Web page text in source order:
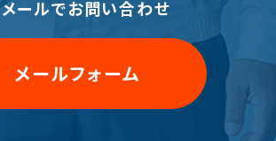
メールでお問い合わせ
メールフォーム